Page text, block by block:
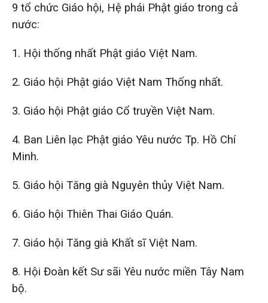
9 tổ chức Giáo hội, Hệ phái Phật giáo trong cả
nước:
1. Hội thống nhất Phật giáo Việt Nam.
2. Giáo hội Phật giáo Việt Nam Thống nhất.
3. Giáo hội Phật giáo Cổ truyền Việt Nam.
4. Ban Liên lạc Phật giáo Yêu nước Tp. Hồ Chí
Minh.
5. Giáo hội Tăng già Nguyên thủy Việt Nam.
6. Giáo hội Thiên Thai Giáo Quán.
7. Giáo hội Tăng già Khất sĩ Việt Nam.
8. Hội Đoàn kết Sư sãi Yêu nước miền Tây Nam
bộ.